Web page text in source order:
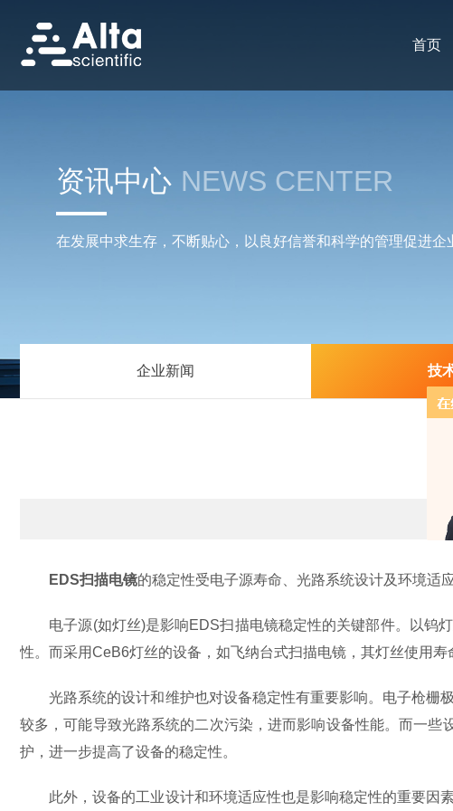
首页
资讯中心 NEWS CENTER
在发展中求生存，不断贴心，以良好信誉和科学的管理促进企
企业新闻 技
EDS扫描电镜的稳定性受电子源寿命、光路系统设计及环境适
电子源(如灯丝)是影响EDS扫描电镜稳定性的关键部件。以钨灯
性。而采用CeB6灯丝的设备，如飞纳台式扫描电镜，其灯丝使用
光路系统的设计和维护也对设备稳定性有重要影响。电子枪栅
较多，可能导致光路系统的二次污染，进而影响设备性能。而一
护，进一步提高了设备的稳定性。
此外，设备的工业设计和环境适应性也是影响稳定性的重要因